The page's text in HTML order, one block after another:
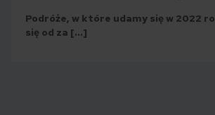
Podróże, w które udamy się w 2022
się od za […]